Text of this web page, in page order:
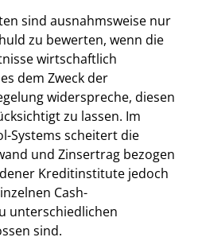
sind ausnahmsweise nur
zu bewerten, wenn die
wirtschaftlich
dem Zweck der
widerspreche, diesen
zu lassen. Im
Systems scheitert die
und Zinsertrag bezogen
Kreditinstitute jedoch
Cash-
unterschiedlichen
sind.